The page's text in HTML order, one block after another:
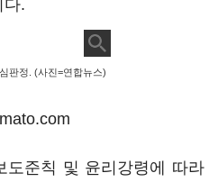
다.
판정. (사진=연합뉴스)
도준칙 및 윤리강령에 따라